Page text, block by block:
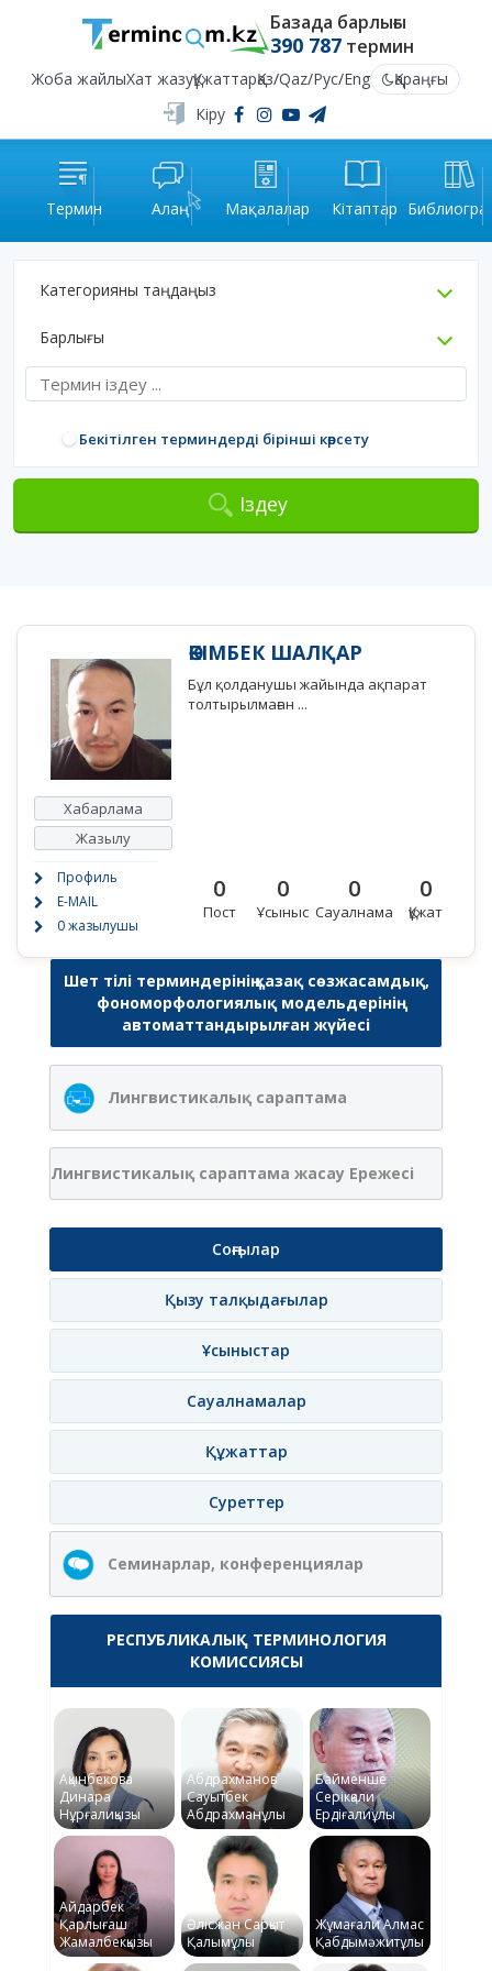
Базада барлығы
390 787термин
Жоба жайлыХат жазуҚұжаттарҚаз/Qaz/Рус/Eng
Қараңғы
Кіру
Термин Алаң Мақалалар Кітаптар
Категорияны таңдаңыз
Барлығы
Бекітілген терминдерді бірінші көрсету
Іздеу
Хабарлама
Жазылу
Профиль
E-MAIL
0 жазылушы
ӘКІМБЕК ШАЛҚАР
Бұл қолданушы жайында ақпарат
толтырылмаған ...
0
Пост
0
Ұсыныс
0
Сауалнама
0
Құжат
Шет тілі терминдерінің қазақ сөзжасамдық,
фономорфологиялық модельдерінің
автоматтандырылған жүйесі
Лингвистикалық сараптама
Лингвистикалық сараптама жасау Ережесі
Соңғылар
Қызу талқыдағылар
Ұсыныстар
Сауалнамалар
Құжаттар
Суреттер
Семинарлар, конференциялар
РЕСПУБЛИКАЛЫҚ ТЕРМИНОЛОГИЯ
КОМИССИЯСЫ
Ақынбекова
Динара
Нұрғалиқызы
Абдрахманов
Сауытбек
Абдрахманұлы
Байменше
Серікқали
Ердіғалиұлы
Айдарбек
Қарлығаш
Жамалбекқызы
Әлісжан Сарқыт
Қалымұлы
Жұмағали Алмас
Қабдымәжитұлы